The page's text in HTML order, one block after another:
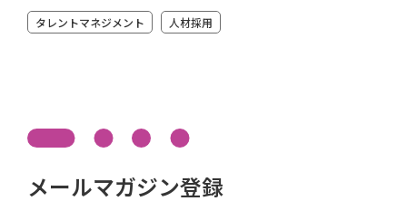
タレントマネジメント 人材採用
メールマガジン登録